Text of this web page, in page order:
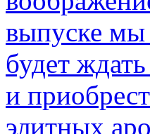
выпуске мы
будет
и
элитных